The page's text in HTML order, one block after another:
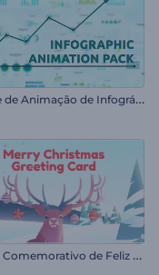
P
acote de Animação de Infográficos
C
artão Comemorativo de Feliz Natal